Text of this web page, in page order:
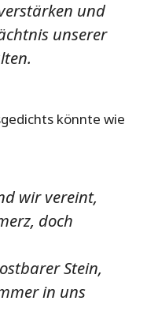
und
unserer
könnte wie
wir vereint,
doch
Stein,
in uns